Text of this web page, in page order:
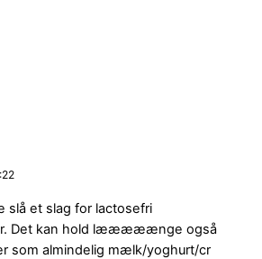
slå et slag for lactosefri
Det kan hold lææææænge også
som almindelig mælk/yoghurt/cr